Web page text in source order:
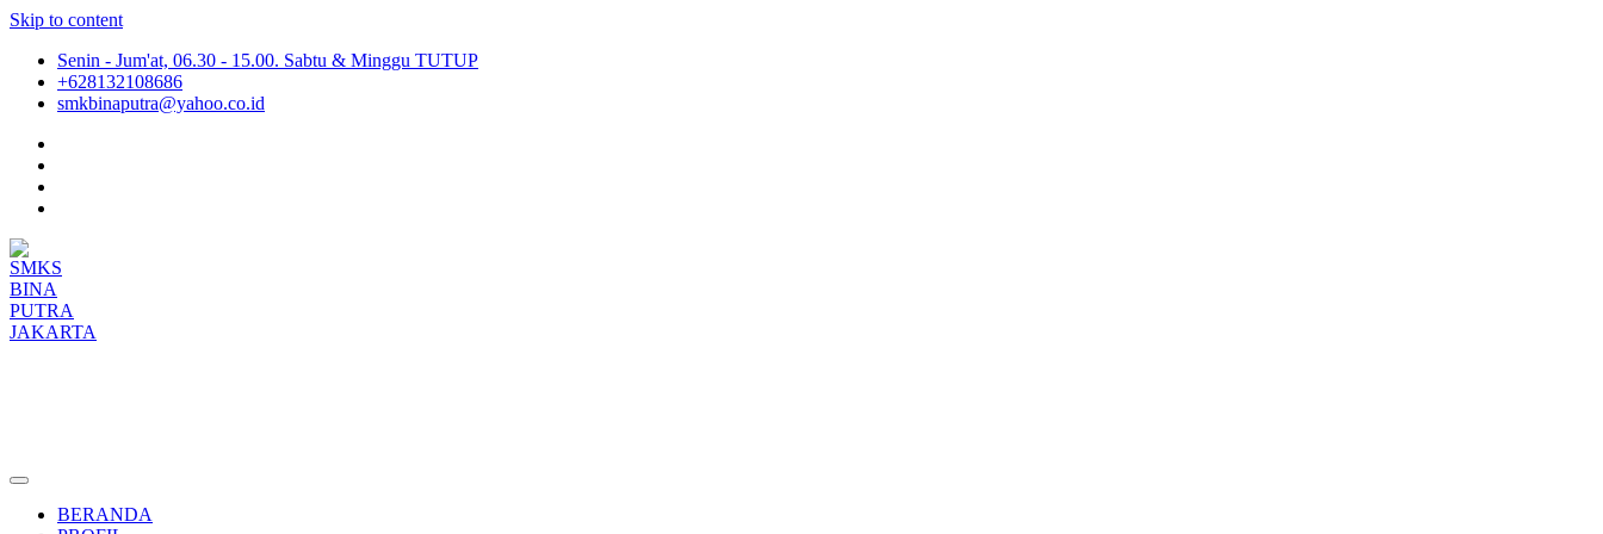
Skip to content
Senin - Jum'at, 06.30 - 15.00. Sabtu & Minggu TUTUP
+628132108686
smkbinaputra@yahoo.co.id
BERANDA